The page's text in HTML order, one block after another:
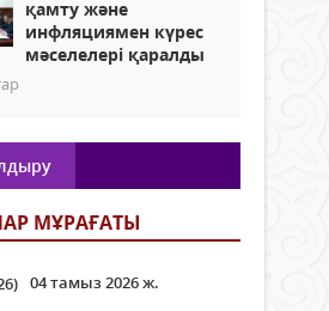
қамту және
инфляциямен күрес
мәселелері қаралды
МҰРАҒАТЫ
04 тамыз 2026 ж.